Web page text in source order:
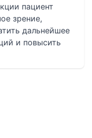
пациент
зрение,
дальнейшее
и повысить